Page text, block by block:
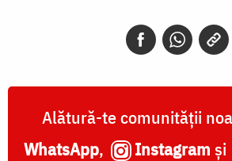
Alătură-te comunității
WhatsApp, Instagram și